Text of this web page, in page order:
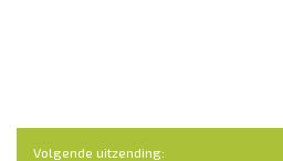
Volgende uitzending: